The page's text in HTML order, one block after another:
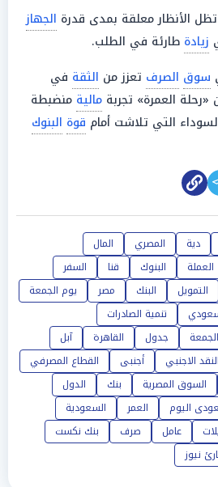
الأنظار معلقة بمدى قدرة الجهاز
زيادة طارئة في الطلب.
سوق الصرف تعزز من الثقة في
العمرة» تجربة مالية منضبطة
التي تلاشت أمام قوة البنوك
دية المصري
المال
العملة البنوك قنا
السفر
التمويل البنك مصر
يوم الجمعة
تنمية الصادرات
الجمعة جدول القاهرة
آبل
النقد الاجنبي أجنبى
القطاع المصرفي
السوق المصرية بنك
الدول
اليوم العمر
السعودية
عامل صرف
بنك نكست
نيوز